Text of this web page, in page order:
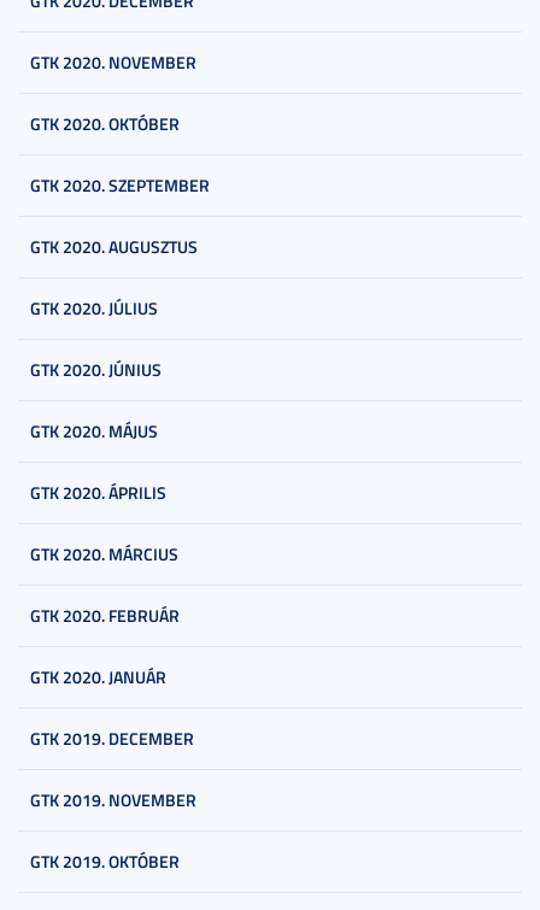
GTK 2020. NOVEMBER
GTK 2020. OKTÓBER
GTK 2020. SZEPTEMBER
GTK 2020. AUGUSZTUS
GTK 2020. JÚLIUS
GTK 2020. JÚNIUS
GTK 2020. MÁJUS
GTK 2020. ÁPRILIS
GTK 2020. MÁRCIUS
GTK 2020. FEBRUÁR
GTK 2020. JANUÁR
GTK 2019. DECEMBER
GTK 2019. NOVEMBER
GTK 2019. OKTÓBER